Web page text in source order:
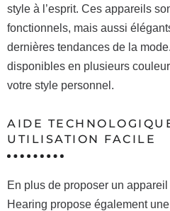
style à l’esprit. Ces appareils
fonctionnels, mais aussi
dernières tendances de la
disponibles en plusieurs
votre style personnel.
AIDE
UTILISATION FACILE
En plus de proposer un
Hearing propose également